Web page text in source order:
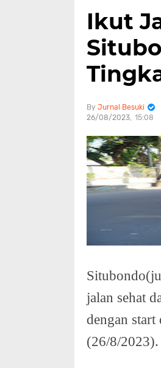
Ikut
Jurnal Besuki
26/08/2023 15:08
jalan sehat
dengan
(26/8/2023).